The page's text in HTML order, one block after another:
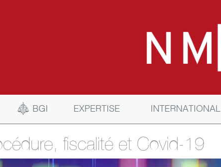
BGI EXPERTISE INTERNATIONAL
fiscalité et Covid-19